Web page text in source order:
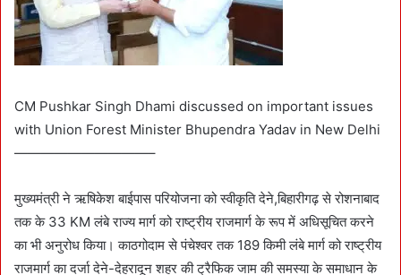
CM Pushkar Singh Dhami discussed on important issues
with Union Forest Minister Bhupendra Yadav in New Delhi
——————————–
मुख्यमंत्री ने ऋषिकेश बाईपास परियोजना को स्वीकृति देने,बिहारीगढ़ से रोशनाबाद
तक के 33 KM लंबे राज्य मार्ग को राष्ट्रीय राजमार्ग के रूप में अधिसूचित करने
का भी अनुरोध किया। काठगोदाम से पंचेश्वर तक 189 किमी लंबे मार्ग को राष्ट्रीय
राजमार्ग का दर्जा देने-देहरादून शहर की ट्रैफिक जाम की समस्या के समाधान के